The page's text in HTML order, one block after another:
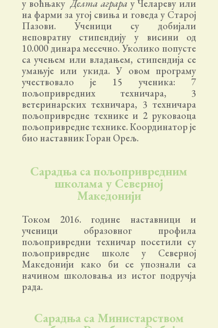
у воћњакуДелта аграра у Челареву или
на фарми за угој свиња и говеда у Старој
Пазови. Ученици су добијали
неповратну стипендију у висини од
10.000 динара месечно. Уколико попусте
са учењем или владањем, стипендија се
умањује или укида. У овом програму
учествовало је 15 ученика: 7
пољопривредних техничара, 3
ветеринарских техничара, 3 техничара
пољопривредне технике и 2 руковаоца
пољопривредне технике. Координатор је
био наставник Горан Орељ.
Сарадња са пољопривредним
школама у Северној
Македонији
Током 2016. године наставници и
ученици образовног профила
пољопривредни техничар посетили су
пољопривредне школе у Северној
Македонији како би се упознали са
начином школовања из истог подручја
рада.
Сарадња са Министарством